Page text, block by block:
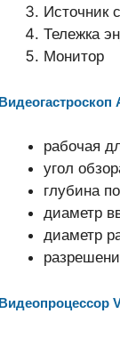
Источник
Тележка
Монитор
Видеогастроскоп
рабочая
угол
глубина
диаметр
диаметр
Видеопроцессор